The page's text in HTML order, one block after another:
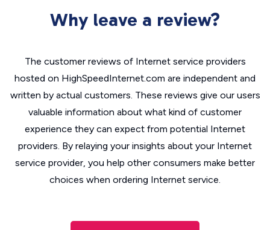
Why leave a review?
The customer reviews of Internet service providers
hosted on HighSpeedInternet.com are independent and
written by actual customers. These reviews give our users
valuable information about what kind of customer
experience they can expect from potential Internet
providers. By relaying your insights about your Internet
service provider, you help other consumers make better
choices when ordering Internet service.